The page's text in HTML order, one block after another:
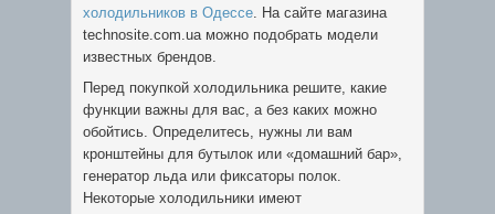
холодильников в Одессе. На сайте магазина
technosite.com.ua можно подобрать модели
известных брендов.
Перед покупкой холодильника решите, какие
функции важны для вас, а без каких можно
обойтись. Определитесь, нужны ли вам
кронштейны для бутылок или «домашний бар»,
генератор льда или фиксаторы полок.
Некоторые холодильники имеют